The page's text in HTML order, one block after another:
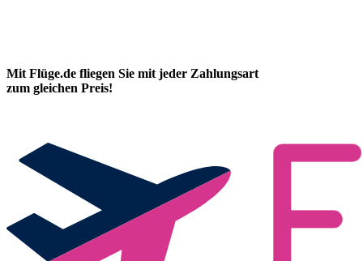
Mit Flüge.de fliegen Sie mit jeder Zahlungsart
zum gleichen Preis!